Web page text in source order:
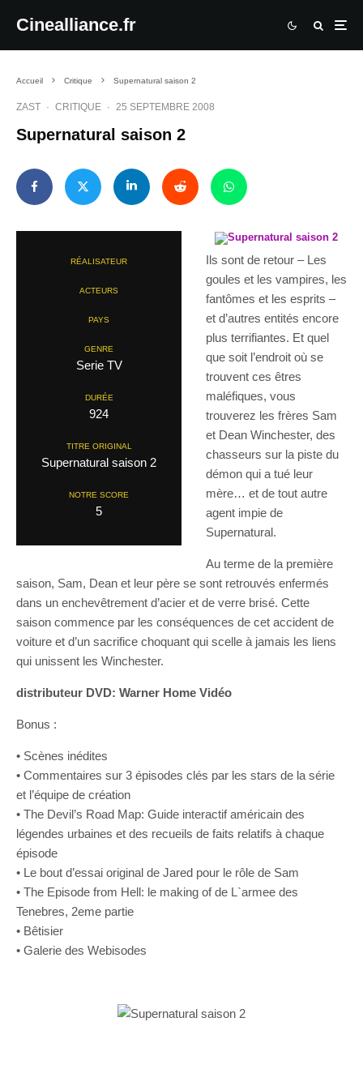
Cinealliance.fr
Accueil Critique Supernatural saison 2
ZAST · CRITIQUE · 25 SEPTEMBRE 2008
Supernatural saison 2
RÉALISATEUR
ACTEURS
PAYS
GENRE
Serie TV
DURÉE
924
TITRE ORIGINAL
Supernatural saison 2
NOTRE SCORE
5
Ils sont de retour – Les
goules et les vampires, les
fantômes et les esprits –
et d’autres entités encore
plus terrifiantes. Et quel
que soit l’endroit où se
trouvent ces êtres
maléfiques, vous
trouverez les frères Sam
et Dean Winchester, des
chasseurs sur la piste du
démon qui a tué leur
mère… et de tout autre
agent impie de
Supernatural.
Au terme de la première
saison, Sam, Dean et leur père se sont retrouvés enfermés
dans un enchevêtrement d’acier et de verre brisé. Cette
saison commence par les conséquences de cet accident de
voiture et d’un sacrifice choquant qui scelle à jamais les liens
qui unissent les Winchester.
distributeur DVD: Warner Home Vidéo
Bonus :
• Scènes inédites
• Commentaires sur 3 épisodes clés par les stars de la série
et l’équipe de création
• The Devil’s Road Map: Guide interactif américain des
légendes urbaines et des recueils de faits relatifs à chaque
épisode
• Le bout d’essai original de Jared pour le rôle de Sam
• The Episode from Hell: le making of de L`armee des
Tenebres, 2eme partie
• Bêtisier
• Galerie des Webisodes